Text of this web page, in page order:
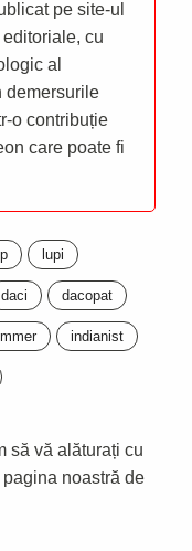
pe site-ul
cu
al
demersurile
o contribuție
care poate fi
lupi
daci dacopat
indianist
să vă alăturați cu
noastră de